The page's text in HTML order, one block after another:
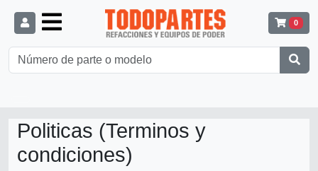
0
Politicas (Terminos y
condiciones)